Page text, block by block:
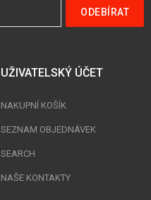
UŽIVATELSKÝ ÚČET
NAKUPNÍ KOŠÍK
SEZNAM OBJEDNÁVEK
SEARCH
NAŠE KONTAKTY